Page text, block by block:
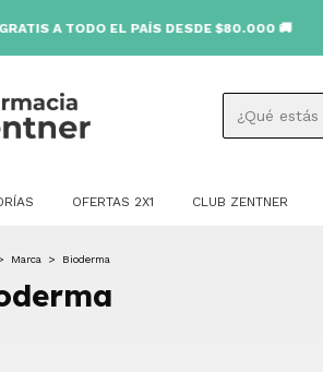
EL PAÍS DESDE $80.000 🚚
OFERTAS 2X1 CLUB ZENTNER
Marca > Bioderma